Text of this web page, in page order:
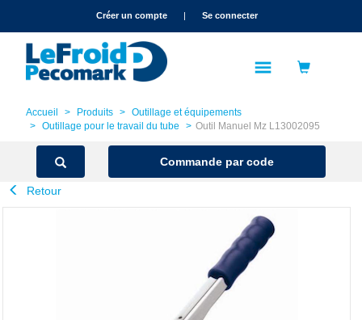
text.skipToNavigationCréer un compte | Se connecter
Accueil Produits
Outillage et équipements
Outillage pour le travail du tube
Outil Manuel Mz L13002095
Commande par code
Retour